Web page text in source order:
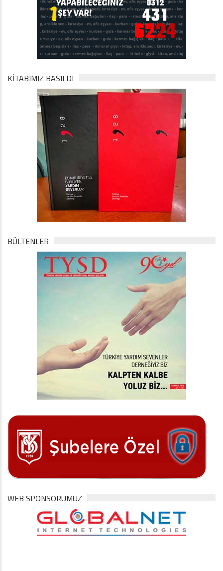
KİTABIMIZ BASILDI
BÜLTENLER
WEB SPONSORUMUZ